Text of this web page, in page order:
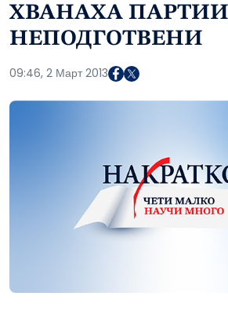
ХВАНАХА
НЕПОДГОТВЕНИ
09:46, 2 Март 2013